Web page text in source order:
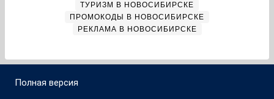
ТУРИЗМ В НОВОСИБИРСКЕ
ПРОМОКОДЫ В НОВОСИБИРСКЕ
РЕКЛАМА В НОВОСИБИРСКЕ
Полная версия